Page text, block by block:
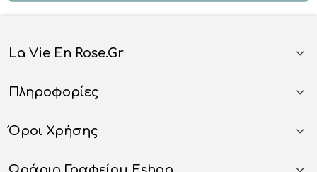
La Vie En Rose.gr
Πληροφορίες
Όροι Χρήσης